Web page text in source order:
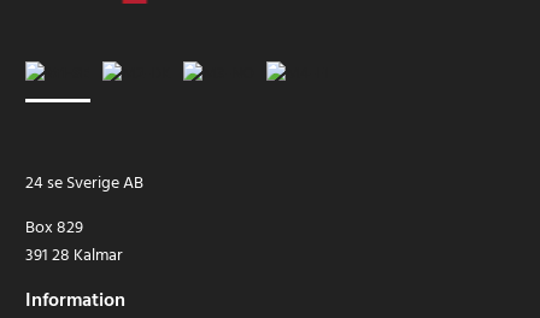
24 se Sverige AB
Box 829
391 28 Kalmar
Information